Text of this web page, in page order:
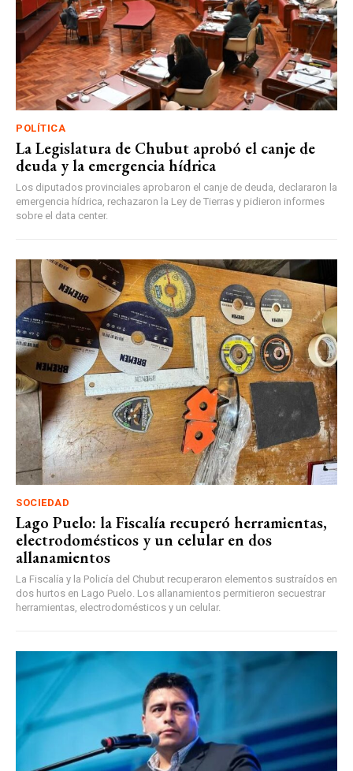
POLÍTICA
La Legislatura de Chubut aprobó el canje de
deuda y la emergencia hídrica
Los diputados provinciales aprobaron el canje de deuda, declararon la
emergencia hídrica, rechazaron la Ley de Tierras y pidieron informes
sobre el data center.
SOCIEDAD
Lago Puelo: la Fiscalía recuperó herramientas,
electrodomésticos y un celular en dos
allanamientos
La Fiscalía y la Policía del Chubut recuperaron elementos sustraídos en
dos hurtos en Lago Puelo. Los allanamientos permitieron secuestrar
herramientas, electrodomésticos y un celular.